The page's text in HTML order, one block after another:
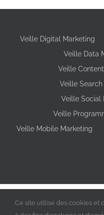
Veille Digital Marketing
Veille Data
Veille
Veille
Veille Social
Veille
Veille Mobile Marketing
Copyright 2024 Digitall
Ce site utilise des cookies et